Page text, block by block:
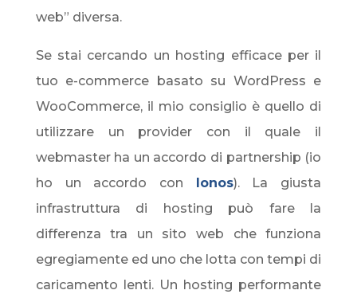
web” diversa.
Se stai cercando un hosting efficace per il
tuo e-commerce basato su WordPress e
WooCommerce, il mio consiglio è quello di
utilizzare un provider con il quale il
webmaster ha un accordo di partnership (io
ho un accordo con Ionos). La giusta
infrastruttura di hosting può fare la
differenza tra un sito web che funziona
egregiamente ed uno che lotta con tempi di
caricamento lenti. Un hosting performante